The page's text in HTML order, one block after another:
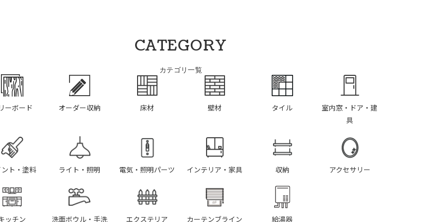
CATEGORY
カテゴリ一覧
ーボード オーダー収納 床材 壁材 タイル
室内窓・ドア・建
具
ト・塗料 ライト・照明 電気・照明パーツ インテリア・家具 収納 アクセサリー
ッチン 洗面ボウル・手洗 エクステリア カーテンブライン 給湯器